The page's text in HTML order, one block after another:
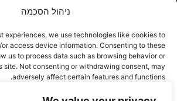
ניהול הסכמה
experiences, we use technologies like cookies to
access device information. Consenting to these
us to process data such as browsing behavior or
site. Not consenting or withdrawing consent, may
adversely affect certain features and functions.
אודות
יבוא אישי ויבוא מקביל
טרייד אין ומשומשות
רכבים למכירה במלאי
7408590